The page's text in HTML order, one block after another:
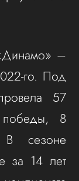
–
го. Под
57
8
сезоне
за 14 лет